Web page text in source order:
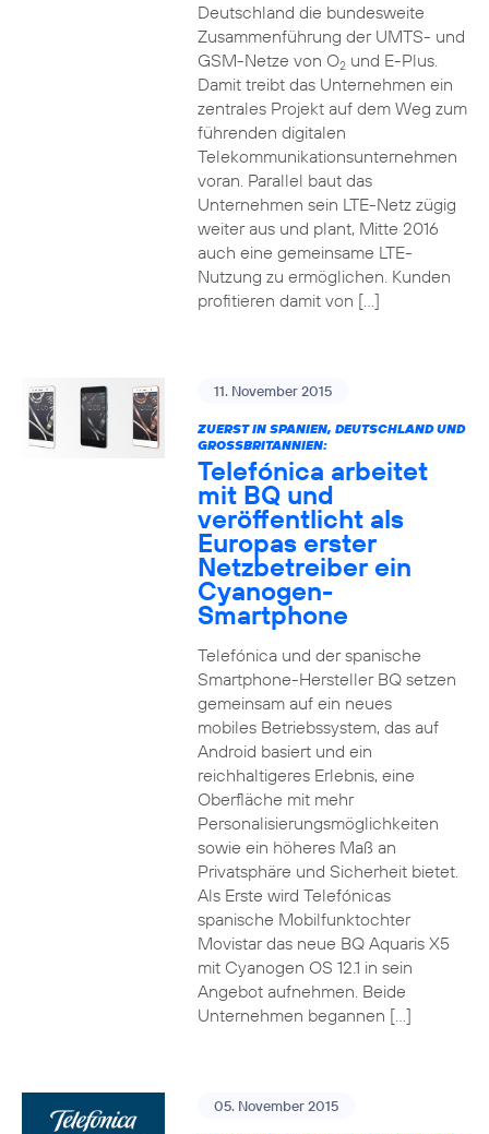
Deutschland die bundesweite
Zusammenführung der UMTS- und
GSM-Netze von O2und E-Plus.
Damit treibt das Unternehmen ein
zentrales Projekt auf dem Weg zum
führenden digitalen
Telekommunikationsunternehmen
voran. Parallel baut das
Unternehmen sein LTE-Netz zügig
weiter aus und plant, Mitte 2016
auch eine gemeinsame LTE-
Nutzung zu ermöglichen. Kunden
profitieren damit von […]
11. November 2015
ZUERST IN SPANIEN, DEUTSCHLAND UND
GROSSBRITANNIEN:
Telefónica arbeitet
mit BQ und
veröffentlicht als
Europas erster
Netzbetreiber ein
Cyanogen-
Smartphone
Telefónica und der spanische
Smartphone-Hersteller BQ setzen
gemeinsam auf ein neues
mobiles Betriebssystem, das auf
Android basiert und ein
reichhaltigeres Erlebnis, eine
Oberfläche mit mehr
Personalisierungsmöglichkeiten
sowie ein höheres Maß an
Privatsphäre und Sicherheit bietet.
Als Erste wird Telefónicas
spanische Mobilfunktochter
Movistar das neue BQ Aquaris X5
mit Cyanogen OS 12.1 in sein
Angebot aufnehmen. Beide
Unternehmen begannen […]
05. November 2015